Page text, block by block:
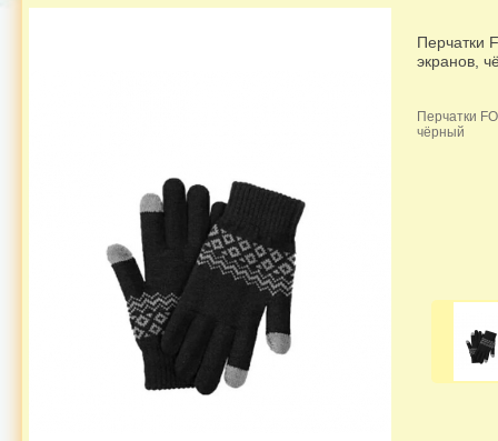
Перчатки
экранов,
Перчатки
чёрный